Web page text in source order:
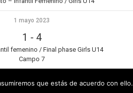
1 mayo 2023
1 - 4
femenino / Final phase Girls U14
Campo 7
que estás de acuerdo con ello.